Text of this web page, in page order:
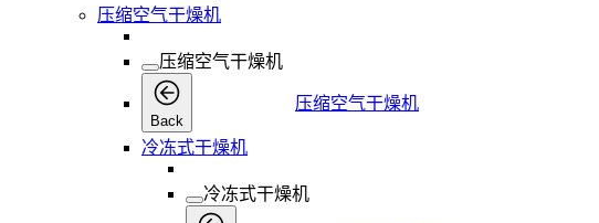
压缩空气干燥机
压缩空气干燥机
Back
压缩空气干燥机
冷冻式干燥机
冷冻式干燥机